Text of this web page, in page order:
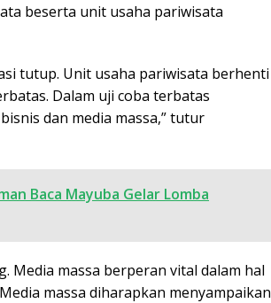
beserta unit usaha pariwisata
tutup. Unit usaha pariwisata berhenti
Dalam uji coba terbatas
dan media massa,” tutur
Baca Mayuba Gelar Lomba
Media massa berperan vital dalam hal
massa diharapkan menyampaikan